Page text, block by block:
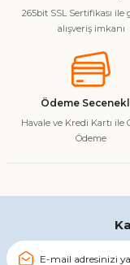
Ürün resmi
Ürün bilgilerinde
Ürün fiyatı diğer
265bit SSL Sertifikası ile
alışveriş imkanı
Ödeme
Havale ve Kredi Kartı ile
Ödeme